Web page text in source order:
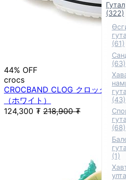
Гутал
(322)
(61)
(63)
(43)
(68)
(1)
44% OFF
crocs
CROCBAND CLOG クロックバン
（ホワイト）
124,300 ₮ 218,900 ₮